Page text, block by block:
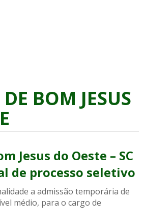
BOM JESUS
Jesus do Oeste – SC
de processo seletivo
a admissão temporária de
médio, para o cargo de